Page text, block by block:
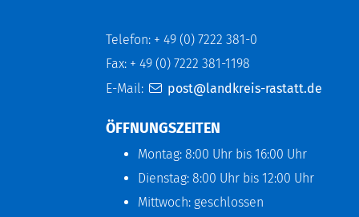
Telefon: + 49 (0) 7222 381-0
Fax: + 49 (0) 7222 381-1198
E-Mail:
post@landkreis-rastatt.de
ÖFFNUNGSZEITEN
Montag: 8:00 Uhr bis 16:00 Uhr
Dienstag: 8:00 Uhr bis 12:00 Uhr
Mittwoch: geschlossen